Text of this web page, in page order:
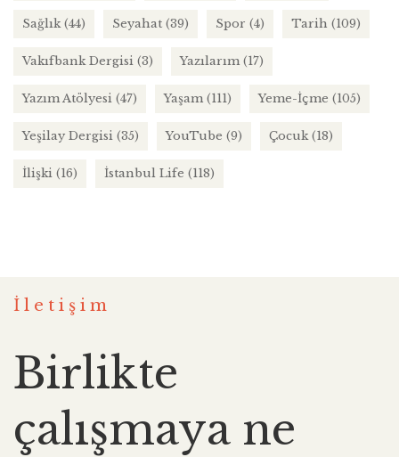
Sağlık(44) Seyahat (39) Spor (4) Tarih (109)
Vakıfbank Dergisi (3) Yazılarım (17)
Yazım Atölyesi (47) Yaşam (111) Yeme-İçme (105)
Yeşilay Dergisi (35) YouTube (9) Çocuk(18)
İlişki (16) İstanbul Life (118)
İletişim
Birlikte
çalışmaya ne